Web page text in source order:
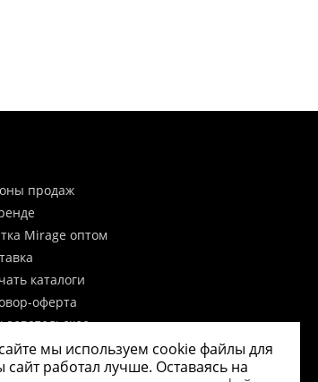
продаж
Mirage оптом
каталоги
оферта
на обработку
данных
мы используем cookie файлы для
сайт работал лучше. Оставаясь на